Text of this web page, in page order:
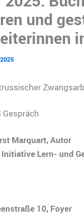
und
Marquart, Autor
Lern- und
10, Foyer